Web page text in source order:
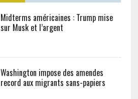
Midterms américaines : Trump mise
sur Musk et l’argent
Washington impose des amendes
record aux migrants sans-papiers